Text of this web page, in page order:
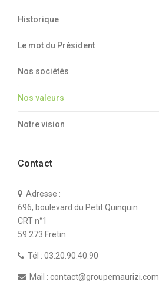
Historique
Le mot du Président
Nos sociétés
Nos valeurs
Notre vision
Contact
Adresse :
696, boulevard du Petit Quinquin
CRT n°1
59 273 Fretin
Tél : 03.20.90.40.90
Mail : contact@groupemaurizi.com